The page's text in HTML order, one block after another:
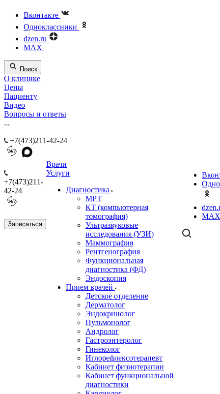
Вконтакте
Одноклассники
dzen.ru
MAX
Поиск
О клинике
Цены
Пациенту
Видео
Вопросы и ответы
...
+7(473)211-42-24
+7(473)211-
42-24
Записаться
Врачи
Услуги
Диагностика
МРТ
КТ (компьютерная
томография)
Ультразвуковые
исследования (УЗИ)
Маммография
Рентгенография
Функциональная
диагностика (ФД)
Эндоскопия
Прием врачей
Детское отделение
Дерматолог
Эндокринолог
Пульмонолог
Андролог
Гастроэнтеролог
Гинеколог
Иглорефлексотерапевт
Кабинет физиотерапии
Кабинет функциональной
диагностики